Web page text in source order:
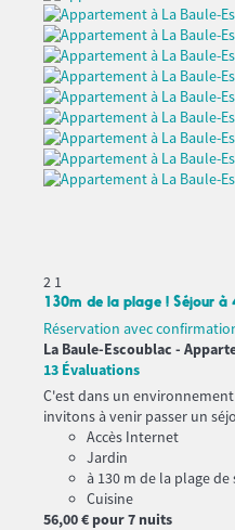
2 1
130m de la plage ! Séjour à
Réservation avec
La Baule-Escoublac -
13 Évaluations
C'est dans un
invitons à venir passer un
Accès Internet
Jardin
à 130 m de la plage de
Cuisine
56,00 € pour 7 nuits